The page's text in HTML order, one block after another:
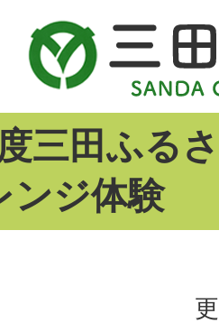
三田ふる
ンジ体験